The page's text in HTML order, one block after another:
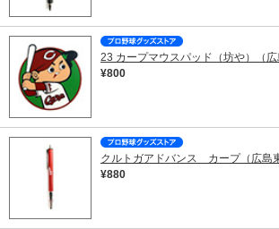
23 カープマウスパッド（坊や）（広
¥800
クルトガアドバンス カープ（広島
¥880